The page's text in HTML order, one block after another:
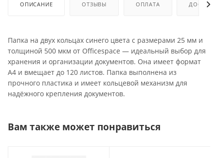
ОПИСАНИЕ ОТЗЫВЫ ОПЛАТА
Папка на двух кольцах синего цвета с размерами 25 мм и
толщиной 500 мкм от Officespace — идеальный выбор для
хранения и организации документов. Она имеет формат
А4 и вмещает до 120 листов. Папка выполнена из
прочного пластика и имеет кольцевой механизм для
надёжного крепления документов.
Вам также может понравиться